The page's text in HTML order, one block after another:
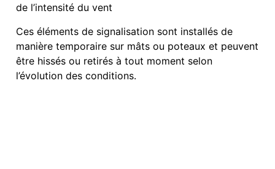
de l’intensité du vent
Ces éléments de signalisation sont installés de
manière temporaire sur mâts ou poteaux et peuvent
être hissés ou retirés à tout moment selon
l’évolution des conditions.